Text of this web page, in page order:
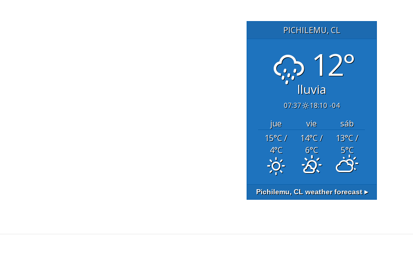
PICHILEMU, CL
12°
lluvia
07:37 18:10 -04
jue vie
sáb
15°C/
4°C
14°C/
6°C
13°C/
5°C
Pichilemu, CL weather forecast ▸